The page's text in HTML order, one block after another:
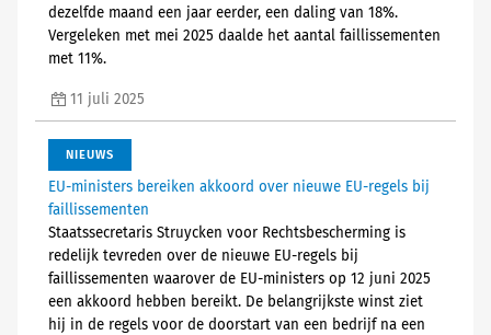
dezelfde maand een jaar eerder, een daling van 18%.
Vergeleken met mei 2025 daalde het aantal faillissementen
met 11%.
11 juli 2025
NIEUWS
EU-ministers bereiken akkoord over nieuwe EU-regels bij
faillissementen
Staatssecretaris Struycken voor Rechtsbescherming is
redelijk tevreden over de nieuwe EU-regels bij
faillissementen waarover de EU-ministers op 12 juni 2025
een akkoord hebben bereikt. De belangrijkste winst ziet
hij in de regels voor de doorstart van een bedrijf na een